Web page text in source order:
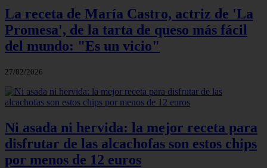
La receta de María Castro, actriz de 'La
Promesa', de la tarta de queso más fácil
del mundo: "Es un vicio"
27/02/2026
Ni asada ni hervida: la mejor receta para
disfrutar de las alcachofas son estos chips
por menos de 12 euros